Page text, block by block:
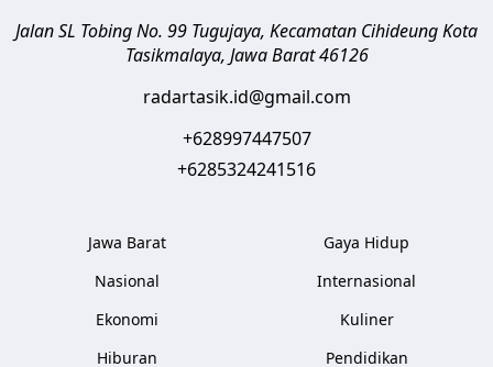
Jalan SL Tobing No. 99 Tugujaya, Kecamatan CihideungKota
Tasikmalaya, Jawa Barat 46126
radartasik.id@gmail.com
+628997447507
+6285324241516
Jawa Barat
Nasional
Ekonomi
Hiburan
Gaya Hidup
Internasional
Kuliner
Pendidikan